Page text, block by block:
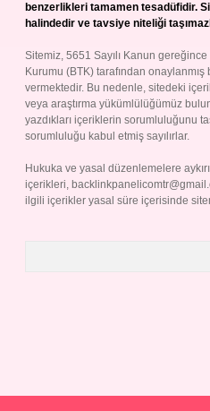
benzerlikleri tamamen tesadüfidir.
halindedir ve tavsiye niteliği
Sitemiz, 5651 Sayılı Kanun
Kurumu (BTK) tarafından onaylanmış
vermektedir. Bu nedenle, sitedeki
veya araştırma yükümlülüğümüz
yazdıkları içeriklerin sorumluluğunu
sorumluluğu kabul etmiş sayılırlar.
Hukuka ve yasal düzenlemelere
içerikleri,
ilgili içerikler yasal süre içerisinde